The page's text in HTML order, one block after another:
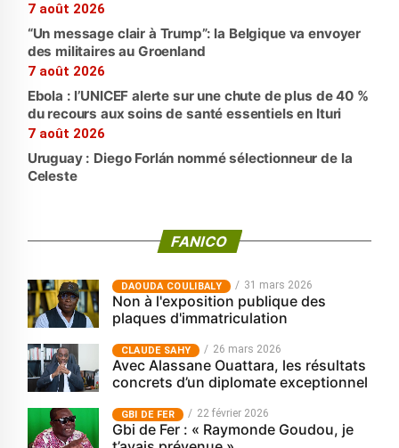
7 août 2026
“Un message clair à Trump”: la Belgique va envoyer
des militaires au Groenland
7 août 2026
Ebola : l’UNICEF alerte sur une chute de plus de 40 %
du recours aux soins de santé essentiels en Ituri
7 août 2026
Uruguay : Diego Forlán nommé sélectionneur de la
Celeste
FANICO
‎DAOUDA COULIBALY 31 mars 2026
Non à l'exposition publique des
plaques d'immatriculation
CLAUDE SAHY 26 mars 2026
Avec Alassane Ouattara, les résultats
concrets d’un diplomate exceptionnel
GBI DE FER 22 février 2026
Gbi de Fer : « Raymonde Goudou, je